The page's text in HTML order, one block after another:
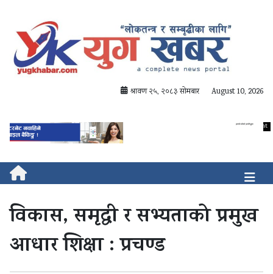
श्रावण २५, २०८३ सोमबार August 10, 2026
विकास, समृद्धी र सभ्यताको प्रमुख
आधार शिक्षा : प्रचण्ड